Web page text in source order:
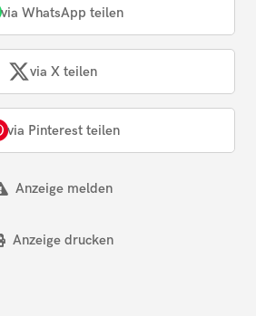
via WhatsApp teilen
via X teilen
via Pinterest teilen
Anzeige melden
Anzeige drucken